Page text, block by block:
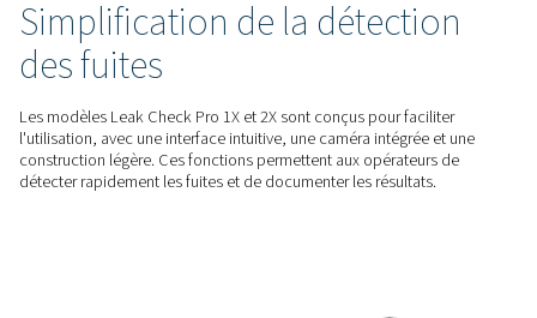
et une caméra intégrée pour identifier les plus petites
taux de fuite précis (l/min) et des économies potentielles
Capacités de mesure